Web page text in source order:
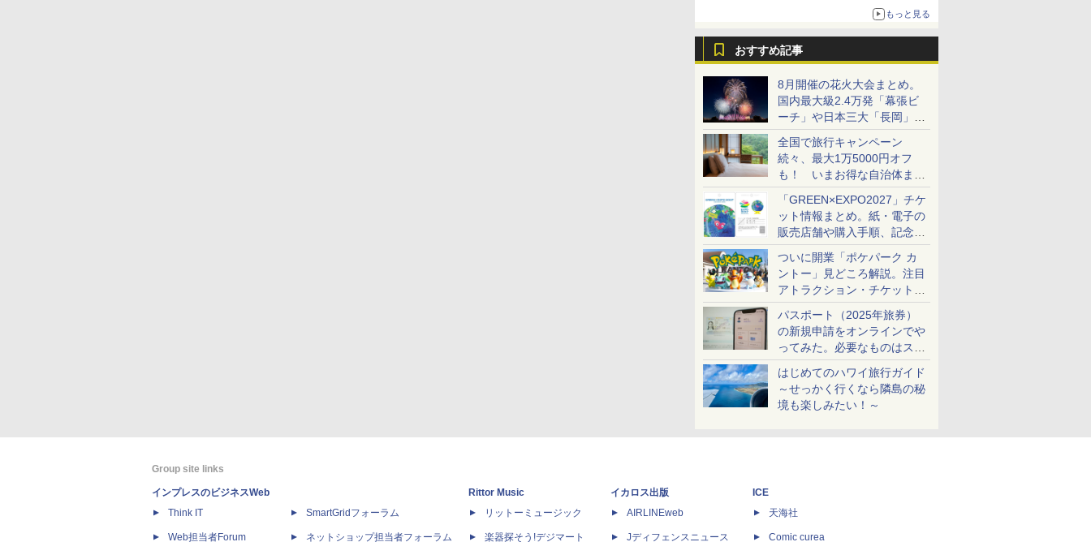
もっと見る
おすすめ記事
8月開催の花火大会まとめ。
国内最大級2.4万発「幕張ビ
ーチ」や日本三大「長岡」な
ど大型イベント目白押し！
全国で旅行キャンペーン
続々、最大1万5000円オフ
も！ いまお得な自治体まと
め
「GREEN×EXPO2027」チケ
ット情報まとめ。紙・電子の
販売店舗や購入手順、記念チ
ケットも解説
ついに開業「ポケパーク カ
ントー」見どころ解説。注目
アトラクション・チケット手
配・来場前に必要な準備は？
パスポート（2025年旅券）
の新規申請をオンラインでや
ってみた。必要なものはスマ
ホとマイナカードのみ
はじめてのハワイ旅行ガイド
～せっかく行くなら隣島の秘
境も楽しみたい！～
Group site links
インプレスのビジネスWeb
Think IT
Web担当者Forum
SmartGridフォーラム
ネットショップ担当者フォーラム
Rittor Music
リットーミュージック
楽器探そう!デジマート
イカロス出版
AIRLINEweb
Jディフェンスニュース
ICE
天海社
Comic curea